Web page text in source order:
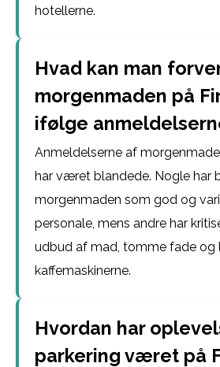
hotellerne.
Hvad kan man
morgenmaden på
ifølge
Anmeldelserne af
har været blandede. Nogle har
morgenmaden som god og
personale, mens andre har
udbud af mad, tomme fade og
kaffemaskinerne.
Hvordan har
parkering været på